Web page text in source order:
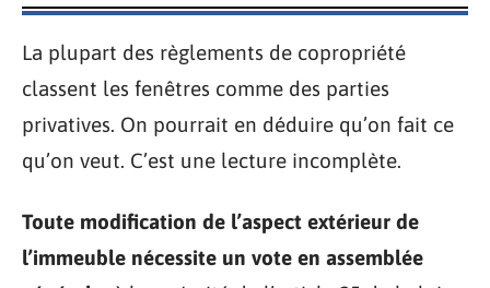
La plupart des règlements de copropriété
classent les fenêtres comme des parties
privatives. On pourrait en déduire qu’on fait ce
qu’on veut. C’est une lecture incomplète.
Toute modification de l’aspect extérieur de
l’immeuble nécessite un vote en assemblée